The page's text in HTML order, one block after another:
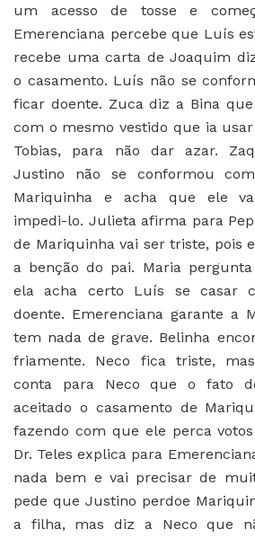
um acesso de tosse e
Emerenciana percebe que Luís
recebe uma carta de Joaquim
o casamento. Luís não se
ficar doente. Zuca diz a Bina
com o mesmo vestido que ia
Tobias, para não dar azar.
Justino não se conformou
Mariquinha e acha que ele
impedi-lo. Julieta afirma para
de Mariquinha vai ser triste, pois
a benção do pai. Maria
ela acha certo Luís se casar
doente. Emerenciana garante a
tem nada de grave. Belinha
friamente. Neco fica triste,
conta para Neco que o fato
aceitado o casamento de
fazendo com que ele perca
Dr. Teles explica para
nada bem e vai precisar de
pede que Justino perdoe
a filha, mas diz a Neco que